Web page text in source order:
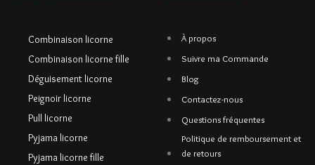
Combinaison licorne
Combinaison licorne fille
Déguisement licorne
Peignoir licorne
Pull licorne
Pyjama licorne
Pyjama licorne fille
À propos
Suivre ma Commande
Blog
Contactez-nous
Questions fréquentes
Politique de remboursement et
de retours